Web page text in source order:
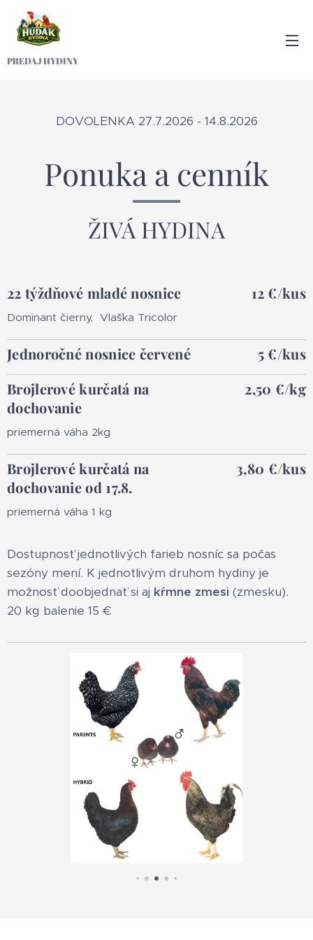
PREDAJ HYDINY
DOVOLENKA 27.7.2026 - 14.8.2026
Ponuka a cenník
ŽIVÁ HYDINA
22 týždňové mladé nosnice
Dominant čierny, Vlaška Tricolor
12 €/kus
Jednoročné nosnice červené
5 €/kus
Brojlerové kurčatá na
dochovanie
priemerná váha 2kg
2,50 €/kg
Brojlerové kurčatá na
dochovanie od 17.8.
priemerná váha 1 kg
3,80 €/kus
Dostupnosť jednotlivých farieb nosníc sa počas
sezóny mení. K jednotlivým druhom hydiny je
možnosť doobjednať si aj kŕmne zmesi (zmesku).
20 kg balenie 15 €